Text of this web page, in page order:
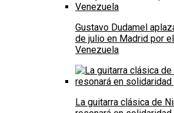
Gustavo Dudamel
de julio en Madrid por
Venezuela
La guitarra clásica de